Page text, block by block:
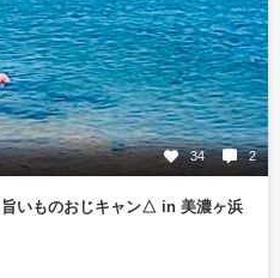
34 2
いものおじキャン△ in 美濃ヶ浜